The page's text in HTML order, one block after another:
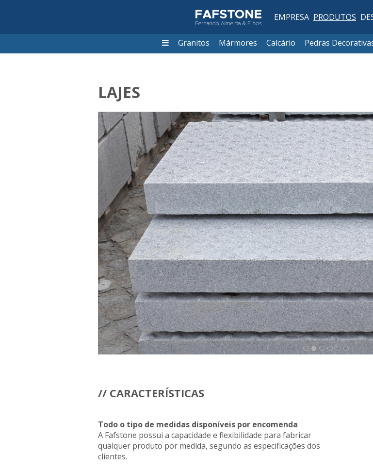
EMPRESA PRODUTOS
Granitos Mármores Calcário Pedras
LAJES
// CARACTERÍSTICAS
Todo o tipo de medidas disponíveis por encomenda
A Fafstone possui a capacidade e flexibilidade para fabricar
qualquer produto por medida, segundo as especificações dos
clientes.